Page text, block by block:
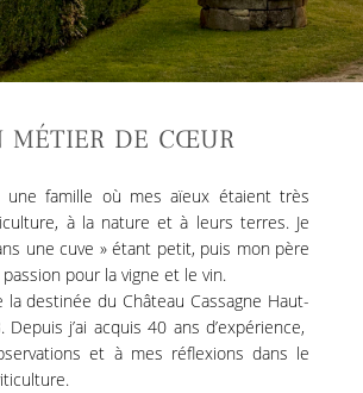
métier de cœur
une famille où mes aïeux étaient très
à la nature et à leurs terres. Je
une cuve » étant petit, puis mon père
passion pour la vigne et le vin.
la destinée du Château Cassagne Haut-
Depuis j’ai acquis 40 ans d’expérience,
et à mes réflexions dans le